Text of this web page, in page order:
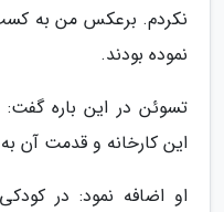
نکردم. برعکس من به کسب
نموده بودند.
تسوئن در این باره گفت:
این کارخانه و قدمت آن
او اضافه نمود: در